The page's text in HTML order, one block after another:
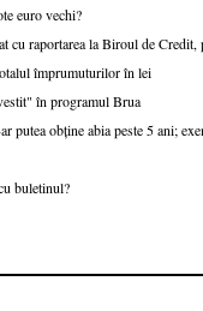
euro vechi?
cu raportarea la Biroul de
împrumuturilor în lei
în programul Brua
putea obține abia peste 5 ani;
buletinul?